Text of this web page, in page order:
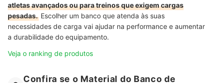
atletas avançados ou para treinos que exigem cargas
pesadas. Escolher um banco que atenda às suas
necessidades de carga vai ajudar na performance e aumentar
a durabilidade do equipamento.
Veja o ranking de produtos
Confira se o Material do Banco de